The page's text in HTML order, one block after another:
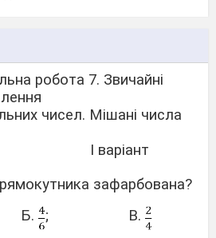
робота 7. Звичайні
чисел. Мішані числа
зафарбована?
; В.